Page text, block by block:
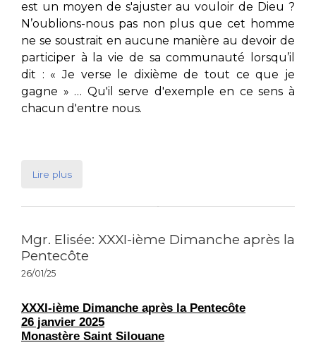
est un moyen de s'ajuster au vouloir de Dieu ?
N’oublions-nous pas non plus que cet homme
ne se soustrait en aucune manière au devoir de
participer à la vie de sa communauté lorsqu’il
dit : « Je verse le dixième de tout ce que je
gagne » … Qu'il serve d'exemple en ce sens à
chacun d'entre nous.
Lire plus
Mgr. Elisée: XXXI-ième Dimanche après la
Pentecôte
26/01/25
XXXI-ième Dimanche après la Pentecôte
26 janvier 2025
Monastère Saint Silouane